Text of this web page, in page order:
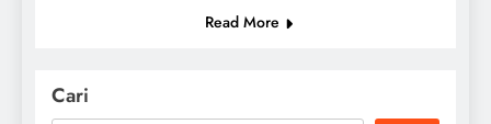
Read More
Cari